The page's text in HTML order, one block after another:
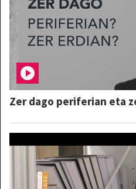
Zer dago periferian eta